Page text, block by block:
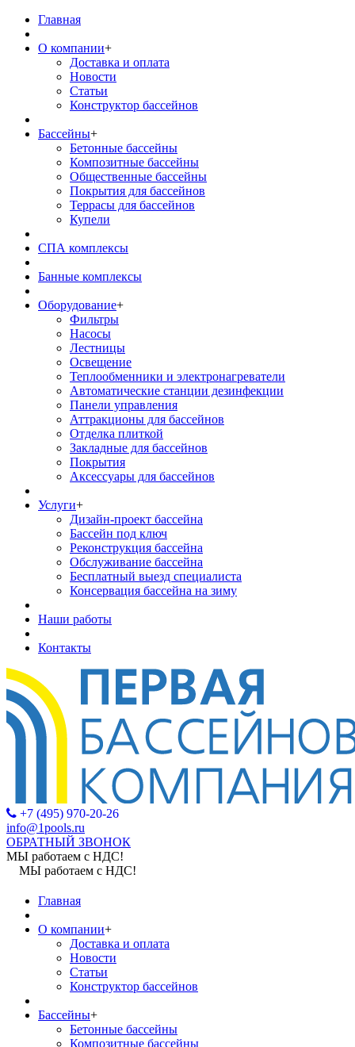
Главная
О компании+
Доставка и оплата
Новости
Статьи
Конструктор бассейнов
Бассейны+
Бетонные бассейны
Композитные бассейны
Общественные бассейны
Покрытия для бассейнов
Террасы для бассейнов
Купели
СПА комплексы
Банные комплексы
Оборудование+
Фильтры
Насосы
Лестницы
Освещение
Теплообменники и электронагреватели
Автоматические станции дезинфекции
Панели управления
Аттракционы для бассейнов
Отделка плиткой
Закладные для бассейнов
Покрытия
Аксессуары для бассейнов
Услуги+
Дизайн-проект бассейна
Бассейн под ключ
Реконструкция бассейна
Обслуживание бассейна
Бесплатный выезд специалиста
Консервация бассейна на зиму
Наши работы
Контакты
+7 (495) 970-20-26
info@1pools.ru
ОБРАТНЫЙ ЗВОНОК
МЫ работаем с НДС!
Главная
О компании+
Доставка и оплата
Новости
Статьи
Конструктор бассейнов
Бассейны+
Бетонные бассейны
Композитные бассейны